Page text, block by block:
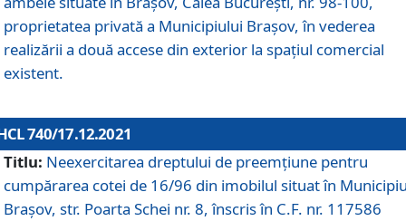
proprietatea privată a Municipiului Brașov, în vederea
realizării a două accese din exterior la spațiul comercial
existent.
740/17.12.2021
Titlu: Neexercitarea dreptului de preemţiune pentru
cumpărarea cotei de 16/96 din imobilul situat în
Braşov, str. Poarta Schei nr. 8, înscris în C.F. nr. 117586